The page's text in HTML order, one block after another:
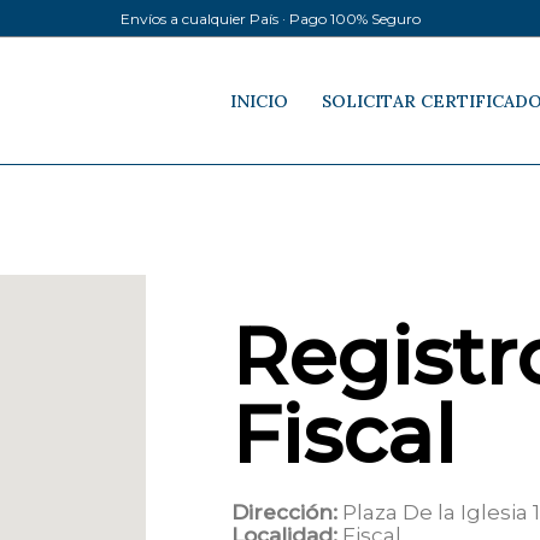
Envíos a cualquier País · Pago 100% Seguro
INICIO SOLICITAR
Fiscal
Dirección: Plaza De la Iglesia 1
Localidad: Fiscal